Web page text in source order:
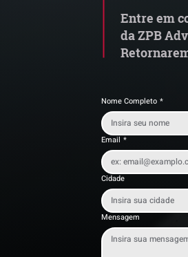
Entre em
da ZPB
Nome Completo *
Email *
Cidade
Mensagem